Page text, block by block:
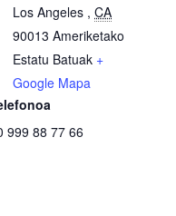
Los Angeles , CA
90013 Ameriketako
Estatu Batuak +
Google Mapa
999 88 77 66